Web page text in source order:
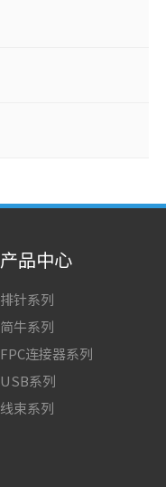
产品中心
排针系列
简牛系列
FPC连接器系列
USB系列
线束系列